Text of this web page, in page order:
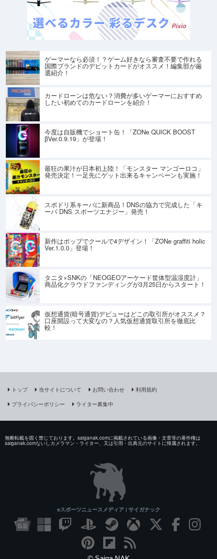
ゲーマーなら必須！？ゲーム好きなら審査不要で作れる
国際ブランドのデビットカードがオススメ！編集部が厳
選紹介！
カードローンは危ない？消費が多いゲーマーにおすすめ
したい初めてのカードローンを紹介！
今度は自販機でショート缶！「ZONe QUICK BOOST
βVer.0.9.19」が登場！
最狂の果汁が日本初上陸！「モンスター マンゴーロコ」
発売決定！一足先にゲット出来るキャンペーンも実施！
スポドリ系キーバに新商品！DNSの協力で完成した「キ
ーバ DNS スポーツエナジー」発売！
新作はポップでクールで4デザイン！「ZONe graffiti holic
Ver.1.0.0」登場！
タニタ×SNKの「NEOGEOアーケード筐体型温湿度計」
商品化クラウドファンディングが3月25日からスタート！
仮想通貨(暗号通貨)デビューはどこの取引所がオススメ？
口座開設って大変なの？人気仮想通貨取引所を徹底比
較！
トップ 当サイトについて お問い合わせ
利用規約
プライバシーポリシー
ライター募集中
無断転載を固く禁じております。saiganak.comに掲載されている画像・文章等の著作権は
saiganak.comないしカメラマン・ライター、又は引用・出典元のサイトに帰属されます。
eスポーツニュースメディア | サイガナック